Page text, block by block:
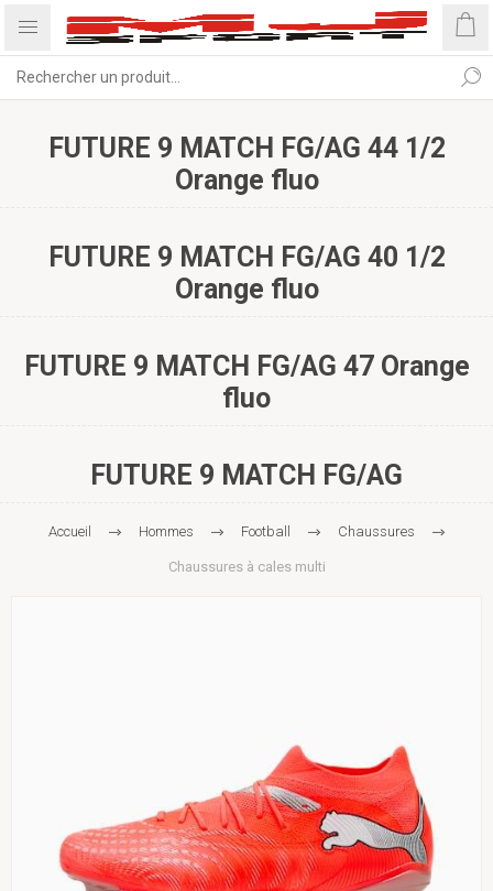
FUTURE 9 MATCH FG/AG 44 1/2
Orange fluo
FUTURE 9 MATCH FG/AG 40 1/2
Orange fluo
FUTURE 9 MATCH FG/AG 47 Orange
fluo
FUTURE 9 MATCH FG/AG
Accueil Hommes Football Chaussures
Chaussures à cales multi